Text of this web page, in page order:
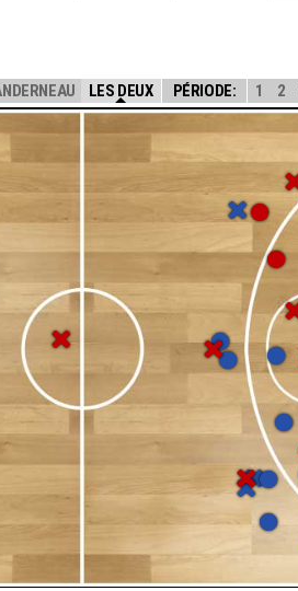
LES DEUX PÉRIODE: 1 2